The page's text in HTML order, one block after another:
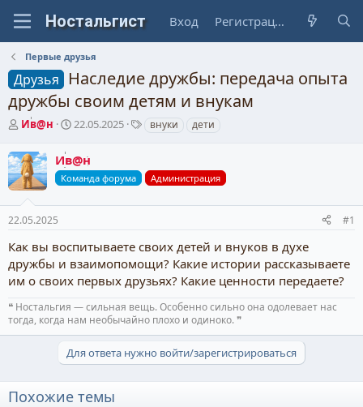
Вход Регистрация
Первые друзья
Друзья
Наследие дружбы: передача опыта
дружбы своим детям и внукам
А
т
о
р
м
Ив@н
Д
а
н
ч
а
22.05.2025
и
внуки дети
Ив@н
Команда форума Администрация
22.05.2025 #1
Как вы воспитываете своих детей и внуков в духе
дружбы и взаимопомощи? Какие истории рассказываете
им о своих первых друзьях? Какие ценности передаете?
❝ Ностальгия — сильная вещь. Особенно сильно она одолевает нас
тогда, когда нам необычайно плохо и одиноко. ❞
Для ответа нужно войти/зарегистрироваться
Похожие темы